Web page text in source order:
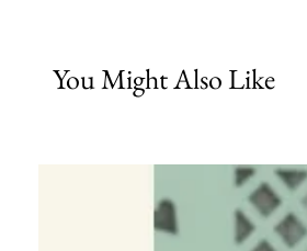
You Might Also Like